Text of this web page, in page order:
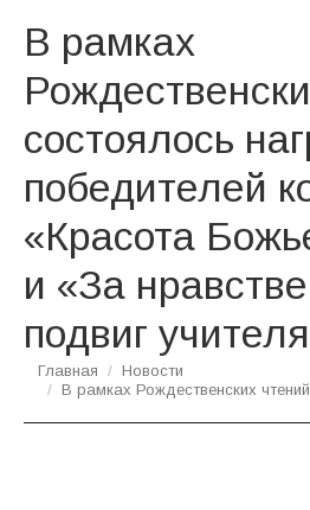
В рамках
состоялось
победителей
«Красота
и «За
подвиг
Вы здесь:
Главная
Новости
В рамках Рождественских